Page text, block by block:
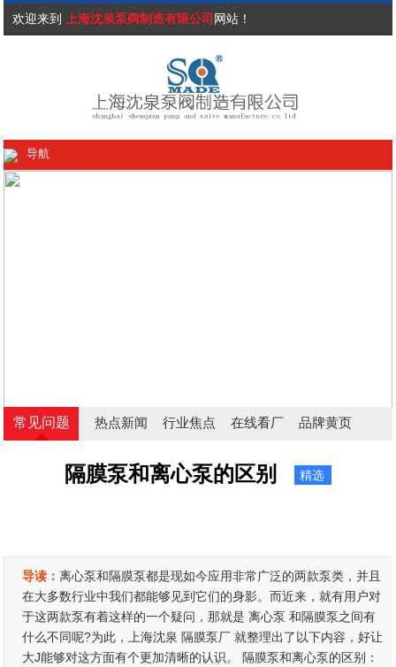
欢迎来到 上海沈泉泵阀制造有限公司 网站！
导航
常见问题 热点新闻 行业焦点 在线看厂 品牌黄页
隔膜泵和离心泵的区别 精选
导读：离心泵和隔膜泵都是现如今应用非常广泛的两款泵类，并且
在大多数行业中我们都能够见到它们的身影。而近来，就有用户对
于这两款泵有着这样的一个疑问，那就是 离心泵 和隔膜泵之间有
什么不同呢?为此，上海沈泉 隔膜泵厂 就整理出了以下内容，好让
大J能够对这方面有个更加清晰的认识。 隔膜泵和离心泵的区别：